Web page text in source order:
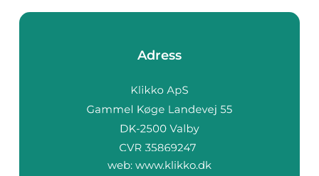
Adress
web: www.klikko.dk